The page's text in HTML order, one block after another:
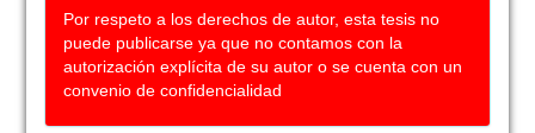
Por respeto a los derechos de autor, esta tesis no
puede publicarse ya que no contamos con la
autorización explícita de su autor o se cuenta con un
convenio de confidencialidad